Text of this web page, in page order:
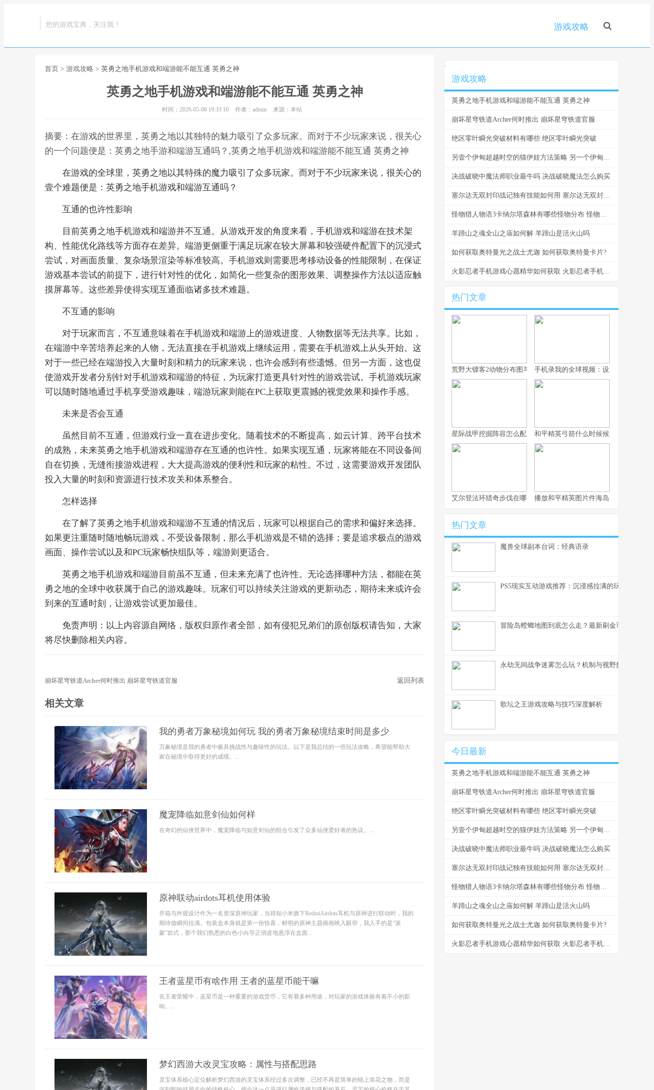
您的游戏宝典，关注我！ 游戏攻略
首页 > 游戏攻略 > 英勇之地手机游戏和端游能不能互通 英勇之神
英勇之地手机游戏和端游能不能互通 英勇之神
时间：2026-05-08 19:33:10 作者：admin 来源：本站
摘要：在游戏的世界里，英勇之地以其独特的魅力吸引了众多玩家。而对于不少玩家来说，很关心
的一个问题便是：英勇之地手游和端游互通吗？,英勇之地手机游戏和端游能不能互通 英勇之神
在游戏的全球里，英勇之地以其特殊的魔力吸引了众多玩家。而对于不少玩家来说，很关心的
壹个难题便是：英勇之地手机游戏和端游互通吗？
互通的也许性影响
目前英勇之地手机游戏和端游并不互通。从游戏开发的角度来看，手机游戏和端游在技术架
构、性能优化路线等方面存在差异。端游更侧重于满足玩家在较大屏幕和较强硬件配置下的沉浸式
尝试，对画面质量、复杂场景渲染等标准较高。手机游戏则需要思考移动设备的性能限制，在保证
游戏基本尝试的前提下，进行针对性的优化，如简化一些复杂的图形效果、调整操作方法以适应触
摸屏幕等。这些差异使得实现互通面临诸多技术难题。
不互通的影响
对于玩家而言，不互通意味着在手机游戏和端游上的游戏进度、人物数据等无法共享。比如，
在端游中辛苦培养起来的人物，无法直接在手机游戏上继续运用，需要在手机游戏上从头开始。这
对于一些已经在端游投入大量时刻和精力的玩家来说，也许会感到有些遗憾。但另一方面，这也促
使游戏开发者分别针对手机游戏和端游的特征，为玩家打造更具针对性的游戏尝试。手机游戏玩家
可以随时随地通过手机享受游戏趣味，端游玩家则能在PC上获取更震撼的视觉效果和操作手感。
未来是否会互通
虽然目前不互通，但游戏行业一直在进步变化。随着技术的不断提高，如云计算、跨平台技术
的成熟，未来英勇之地手机游戏和端游存在互通的也许性。如果实现互通，玩家将能在不同设备间
自在切换，无缝衔接游戏进程，大大提高游戏的便利性和玩家的粘性。不过，这需要游戏开发团队
投入大量的时刻和资源进行技术攻关和体系整合。
怎样选择
在了解了英勇之地手机游戏和端游不互通的情况后，玩家可以根据自己的需求和偏好来选择。
如果更注重随时随地畅玩游戏，不受设备限制，那么手机游戏是不错的选择；要是追求极点的游戏
画面、操作尝试以及和PC玩家畅快组队等，端游则更适合。
英勇之地手机游戏和端游目前虽不互通，但未来充满了也许性。无论选择哪种方法，都能在英
勇之地的全球中收获属于自己的游戏趣味。玩家们可以持续关注游戏的更新动态，期待未来或许会
到来的互通时刻，让游戏尝试更加最佳。
免责声明：以上内容源自网络，版权归原作者全部，如有侵犯兄弟们的原创版权请告知，大家
将尽快删除相关内容。
崩坏星穹铁道Archer何时推出 崩坏星穹铁道官服 返回列表
相关文章
我的勇者万象秘境如何玩 我的勇者万象秘境结束时间是多少
万象秘境是我的勇者中极具挑战性与趣味性的玩法。以下是我总结的一些玩法攻略，希望能帮助大
家在秘境中取得更好的成绩。...
魔宠降临如意剑仙如何样
在奇幻的仙侠世界中，魔宠降临与如意剑仙的组合引发了众多仙侠爱好者的热议。...
原神联动airdots耳机使用体验
开箱与外观设计作为一名资深原神玩家，当得知小米旗下RedmiAirdots耳机与原神进行联动时，我的
期待值瞬间拉满。包装盒本身就是第一份惊喜，鲜明的原神主题插画映入眼帘，我入手的是“派
蒙”款式，那个我们熟悉的白色小向导正俏皮地悬浮在盒面...
王者蓝星币有啥作用 王者的蓝星币能干嘛
在王者荣耀中，蓝星币是一种重要的游戏货币，它有着多种用途，对玩家的游戏体验有着不小的影
响。...
梦幻西游大改灵宝攻略：属性与搭配思路
灵宝体系核心定位解析梦幻西游的灵宝体系经过多次调整，已经不再是简单的锦上添花之物，而是
.
游戏攻略
英勇之地手机游戏和端游能不能互通 英勇之神
崩坏星穹铁道Archer何时推出 崩坏星穹铁道官服
绝区零叶瞬光突破材料有哪些 绝区零叶瞬光突破
另壹个伊甸超越时空的猫伊娃方法策略 另一个伊甸 : 超越时空的
决战破晓中魔法师职业最牛吗 决战破晓魔法怎么购买
塞尔达无双封印战记独有技能如何用 塞尔达无双封印战记毕业武器
怪物猎人物语3卡纳尔塔森林有哪些怪物分布 怪物猎人物语3销量
羊蹄山之魂全山之庙如何解 羊蹄山是活火山吗
如何获取奥特曼光之战士尤迦 如何获取奥特曼卡片?
火影忍者手机游戏心愿精华如何获取 火影忍者手机游戏PS5手柄玩
热门文章
荒野大镖客2动物分布图与沉浸式狩猎之旅手机录我的全球视频：设置与剪辑
星际战甲挖掘阵容怎么配？单人到四人和平精英弓箭什么时候候上线？最新爆
艾尔登法环猎奇步伐在哪？动作与解锁方式播放和平精英图片件海岛：活动截图大
热门文章
魔兽全球副本台词：经典语录
PS5现实互动游戏推荐：沉浸感拉满的玩法清单
冒险岛螳螂地图到底怎么走？最新刷金币必看练级
永劫无间战争迷雾怎么玩？机制与视野技巧
歌坛之王游戏攻略与技巧深度解析
今日最新
英勇之地手机游戏和端游能不能互通 英勇之神
崩坏星穹铁道Archer何时推出 崩坏星穹铁道官服
绝区零叶瞬光突破材料有哪些 绝区零叶瞬光突破
另壹个伊甸超越时空的猫伊娃方法策略 另一个伊甸 : 超越时空的
决战破晓中魔法师职业最牛吗 决战破晓魔法怎么购买
塞尔达无双封印战记独有技能如何用 塞尔达无双封印战记毕业武器
怪物猎人物语3卡纳尔塔森林有哪些怪物分布 怪物猎人物语3销量
羊蹄山之魂全山之庙如何解 羊蹄山是活火山吗
如何获取奥特曼光之战士尤迦 如何获取奥特曼卡片?
火影忍者手机游戏心愿精华如何获取 火影忍者手机游戏PS5手柄玩